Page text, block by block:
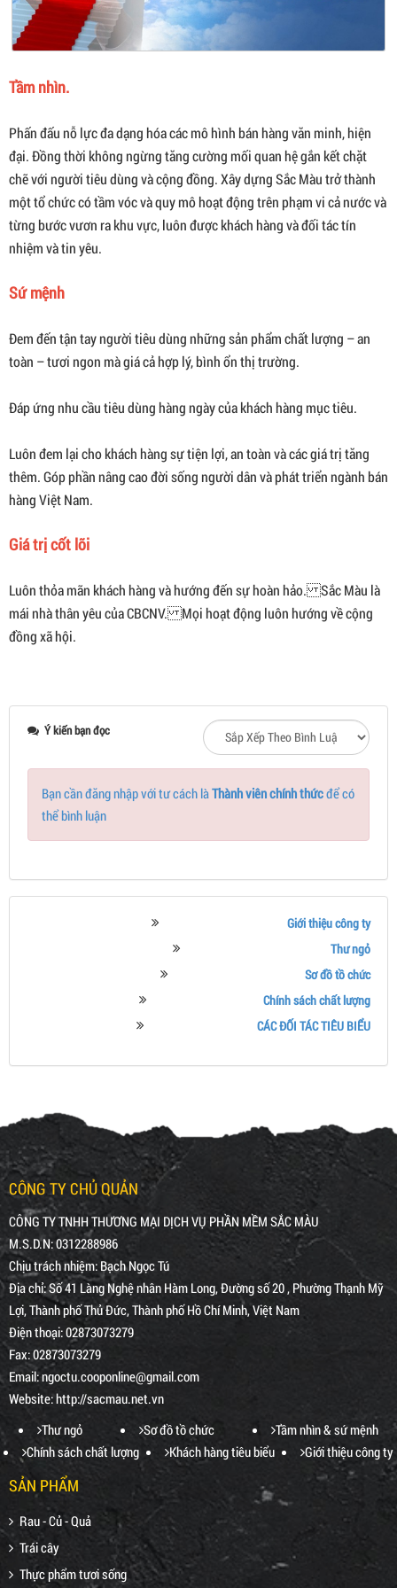
Tầm nhìn.
Phấn đấu nỗ lực đa dạng hóa các mô hình bán hàng văn minh, hiện
đại. Đồng thời không ngừng tăng cường mối quan hệ gắn kết chặt
chẽ với người tiêu dùng và cộng đồng. Xây dựng Sắc Màu trở thành
một tổ chức có tầm vóc và quy mô hoạt động trên phạm vi cả nước và
từng bước vươn ra khu vực, luôn được khách hàng và đối tác tín
nhiệm và tin yêu.
Sứ mệnh
Đem đến tận tay người tiêu dùng những sản phẩm chất lượng – an
toàn – tươi ngon mà giá cả hợp lý, bình ổn thị trường.
Đáp ứng nhu cầu tiêu dùng hàng ngày của khách hàng mục tiêu.
Luôn đem lại cho khách hàng sự tiện lợi, an toàn và các giá trị tăng
thêm. Góp phần nâng cao đời sống người dân và phát triển ngành bán
hàng Việt Nam.
Giá trị cốt lõi
Luôn thỏa mãn khách hàng và hướng đến sự hoàn hảo. Sắc Màu là
mái nhà thân yêu của CBCNV. Mọi hoạt động luôn hướng về cộng
đồng xã hội.
Ý kiến bạn đọc
Bạn cần đăng nhập với tư cách làThành viên chính thứcđể có
thể bình luận
Giới thiệu công ty
Thư ngỏ
Sơ đồ tồ chức
Chính sách chất lượng
CÁC ĐỐI TÁC TIÊU BIỂU
CÔNG TY CHỦ QUẢN
CÔNG TY TNHH THƯƠNG MẠI DỊCH VỤ PHẦN MỀM SẮC MÀU
M.S.D.N: 0312288986
Chịu trách nhiệm: Bạch Ngọc Tú
Địa chỉ:Số 41 Làng Nghệ nhân Hàm Long, Đường số 20 , Phường Thạnh Mỹ
Lợi, Thành phố Thủ Đức, Thành phố Hồ Chí Minh, Việt Nam
Điện thoại:02873073279
Fax:02873073279
Email:ngoctu.cooponline@gmail.com
Website:http://sacmau.net.vn
Thư ngỏ
Sơ đồ tồ chức
Tầm nhìn & sứ mệnh
Chính sách chất lượng
Khách hàng tiêu biểu Giới thiệu công ty
SẢN PHẨM
Rau - Củ - Quả
Trái cây
Thực phẩm tươi sống